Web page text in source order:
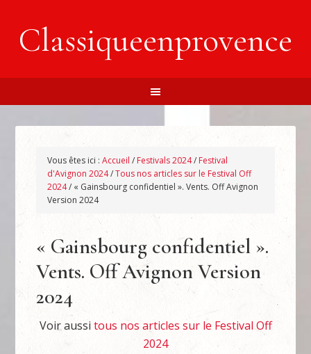
Classiqueenprovence
Vous êtes ici :Accueil / Festivals 2024/ Festival
d'Avignon 2024/Tous nos articles sur le Festival Off
2024/ « Gainsbourg confidentiel ». Vents. Off Avignon
Version 2024
« Gainsbourg confidentiel ».
Vents. Off Avignon Version
2024
Voir aussitous nos articles sur le Festival Off
2024